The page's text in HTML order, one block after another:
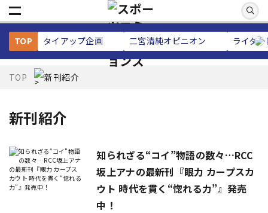
TOP タイアップ企画 二宮清純オピニオン ライタ
TOP 新刊紹介
新刊紹介
知られざる“コイ”物語の数々…RCC
坂上アナの最新刊『眼力 カープスカ
ウト 時代を貫く“惚れる力”』発売
中！